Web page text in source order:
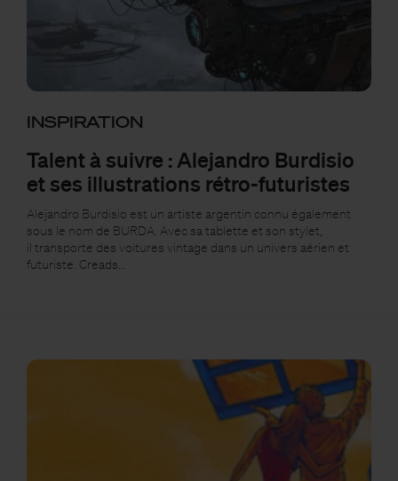
INSPIRATION
Talent à suivre : Alejandro Burdisio
et ses illustrations rétro-futuristes
Alejandro Burdisio est un artiste argentin connu également
sous le nom de BURDA. Avec sa tablette et son stylet,
il transporte des voitures vintage dans un univers aérien et
futuriste. Creads…